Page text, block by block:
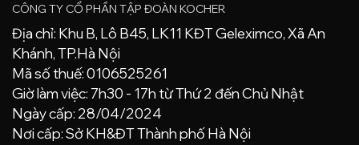
CÔNG TY CỔ PHẦN TẬP ĐOÀN KOCHER
Địa chỉ: Khu B, Lô B45, LK11 KĐT Geleximco, Xã An
Khánh, TP.Hà Nội
Mã số thuế: 0106525261
Giờ làm việc: 7h30 - 17h từ Thứ 2 đến Chủ Nhật
Ngày cấp: 28/04/2024
Nơi cấp: Sở KH&ĐT Thành phố Hà Nội